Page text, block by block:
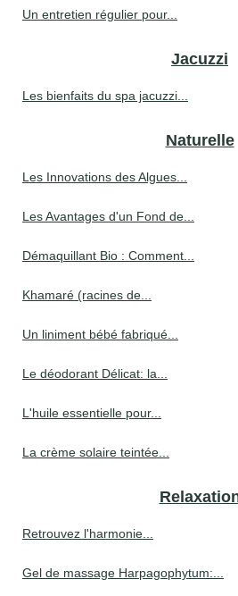
Un entretien régulier pour...
Jacuzzi
Les bienfaits du spa jacuzzi...
Naturelle
Les Innovations des Algues...
Les Avantages d'un Fond de...
Démaquillant Bio : Comment...
Khamaré (racines de...
Un liniment bébé fabriqué...
Le déodorant Délicat: la...
L'huile essentielle pour...
La crème solaire teintée...
Retrouvez l'harmonie...
Gel de massage Harpagophytum:...